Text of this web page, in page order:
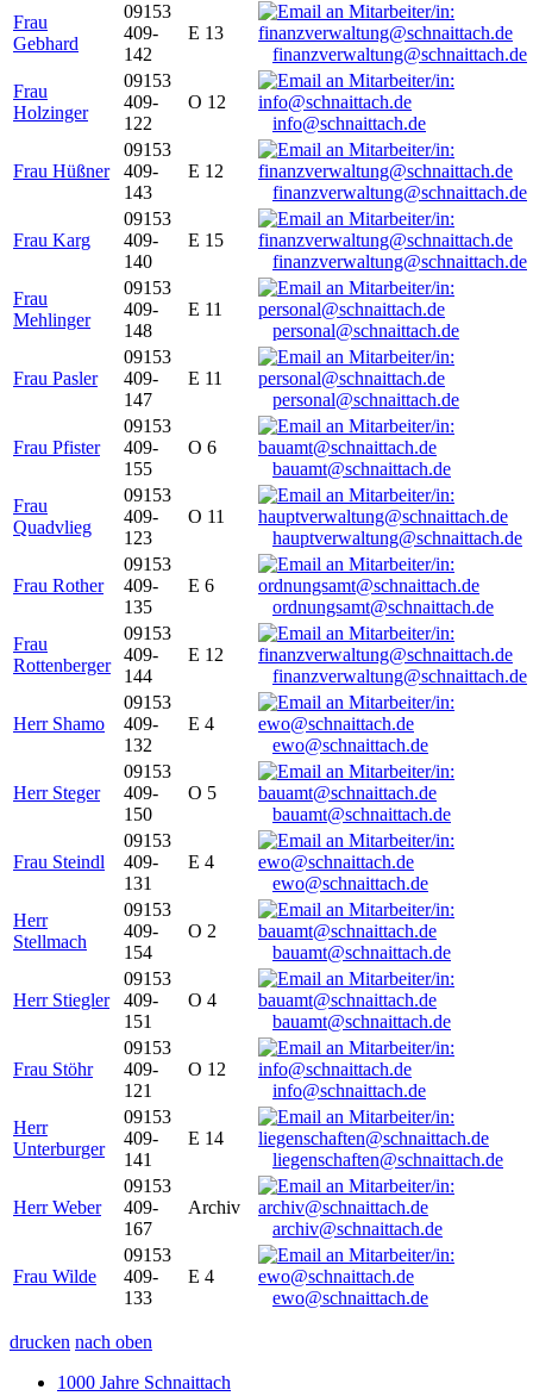
Frau
Gebhard
09153
409-
142
E 13
finanzverwaltung@schnaittach.de
Frau
Holzinger
09153
409-
122
O 12
info@schnaittach.de
Frau Hüßner
09153
409-
143
E 12
finanzverwaltung@schnaittach.de
Frau Karg
09153
409-
140
E 15
finanzverwaltung@schnaittach.de
Frau
Mehlinger
09153
409-
148
E 11
personal@schnaittach.de
Frau Pasler
09153
409-
147
E 11
personal@schnaittach.de
Frau Pfister
09153
409-
155
O 6
bauamt@schnaittach.de
Frau
Quadvlieg
09153
409-
123
O 11
hauptverwaltung@schnaittach.de
Frau Rother
09153
409-
135
E 6
ordnungsamt@schnaittach.de
Frau
Rottenberger
09153
409-
144
E 12
finanzverwaltung@schnaittach.de
Herr Shamo
09153
409-
132
E 4
ewo@schnaittach.de
Herr Steger
09153
409-
150
O 5
bauamt@schnaittach.de
Frau Steindl
09153
409-
131
E 4
ewo@schnaittach.de
Herr
Stellmach
09153
409-
154
O 2
bauamt@schnaittach.de
Herr Stiegler
09153
409-
151
O 4
bauamt@schnaittach.de
Frau Stöhr
09153
409-
121
O 12
info@schnaittach.de
Herr
Unterburger
09153
409-
141
E 14
liegenschaften@schnaittach.de
Herr Weber
09153
409-
167
Archiv
archiv@schnaittach.de
Frau Wilde
09153
409-
133
E 4
ewo@schnaittach.de
drucken nach oben
1000 Jahre Schnaittach